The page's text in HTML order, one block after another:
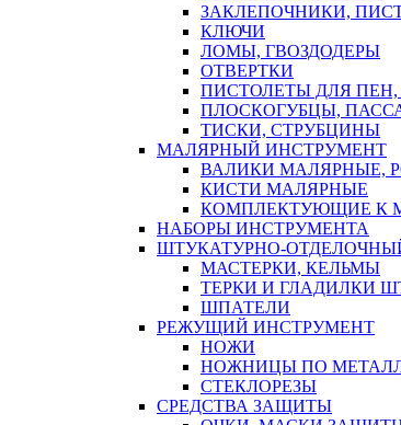
ЗАКЛЕПОЧНИКИ,
КЛЮЧИ
ЛОМЫ, ГВОЗДОДЕРЫ
ОТВЕРТКИ
ПИСТОЛЕТЫ ДЛЯ
ПЛОСКОГУБЦЫ,
ТИСКИ, СТРУБЦИНЫ
МАЛЯРНЫЙ ИНСТРУМЕНТ
ВАЛИКИ МАЛЯРНЫЕ,
КИСТИ МАЛЯРНЫЕ
КОМПЛЕКТУЮЩИЕ К
НАБОРЫ ИНСТРУМЕНТА
ШТУКАТУРНО-
МАСТЕРКИ, КЕЛЬМЫ
ТЕРКИ И ГЛАДИЛКИ
ШПАТЕЛИ
РЕЖУЩИЙ ИНСТРУМЕНТ
НОЖИ
НОЖНИЦЫ ПО
СТЕКЛОРЕЗЫ
СРЕДСТВА ЗАЩИТЫ